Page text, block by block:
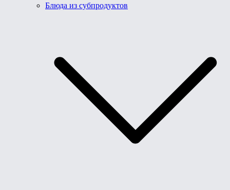
Блюда из субпродуктов